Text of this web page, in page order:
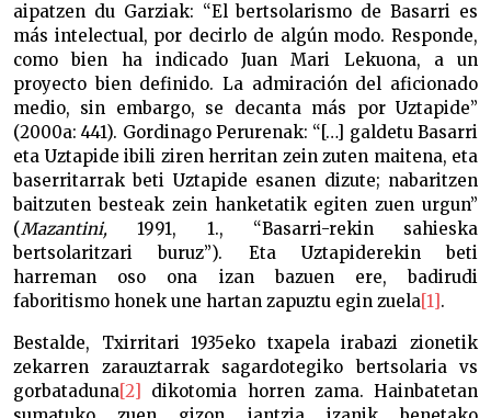
aipatzen du Garziak: “El bertsolarismo de Basarri es
más intelectual, por decirlo de algún modo. Responde,
como bien ha indicado Juan Mari Lekuona, a un
proyecto bien definido. La admiración del aficionado
medio, sin embargo, se decanta más por Uztapide”
(2000a: 441). Gordinago Perurenak: “[…] galdetu Basarri
eta Uztapide ibili ziren herritan zein zuten maitena, eta
baserritarrak beti Uztapide esanen dizute; nabaritzen
baitzuten besteak zein hanketatik egiten zuen urgun”
(Mazantini, 1991, 1., “Basarri-rekin sahieska
bertsolaritzari buruz”). Eta Uztapiderekin beti
harreman oso ona izan bazuen ere, badirudi
faboritismo honek une hartan zapuztu egin zuela [1] .
Bestalde, Txirritari 1935eko txapela irabazi zionetik
zekarren zarauztarrak sagardotegiko bertsolaria vs
gorbataduna [2]
dikotomia horren zama. Hainbatetan